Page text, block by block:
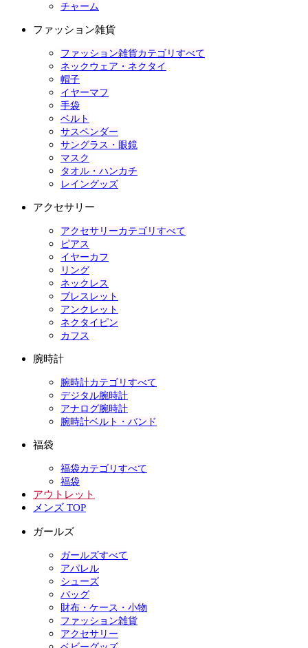
チャーム
ファッション雑貨
ファッション雑貨カテゴリすべて
ネックウェア・ネクタイ
帽子
イヤーマフ
手袋
ベルト
サスペンダー
サングラス・眼鏡
マスク
タオル・ハンカチ
レイングッズ
アクセサリー
アクセサリーカテゴリすべて
ピアス
イヤーカフ
リング
ネックレス
ブレスレット
アンクレット
ネクタイピン
カフス
腕時計
腕時計カテゴリすべて
デジタル腕時計
アナログ腕時計
腕時計ベルト・バンド
福袋
福袋カテゴリすべて
福袋
アウトレット
メンズ TOP
ガールズ
ガールズすべて
アパレル
シューズ
バッグ
財布・ケース・小物
ファッション雑貨
アクセサリー